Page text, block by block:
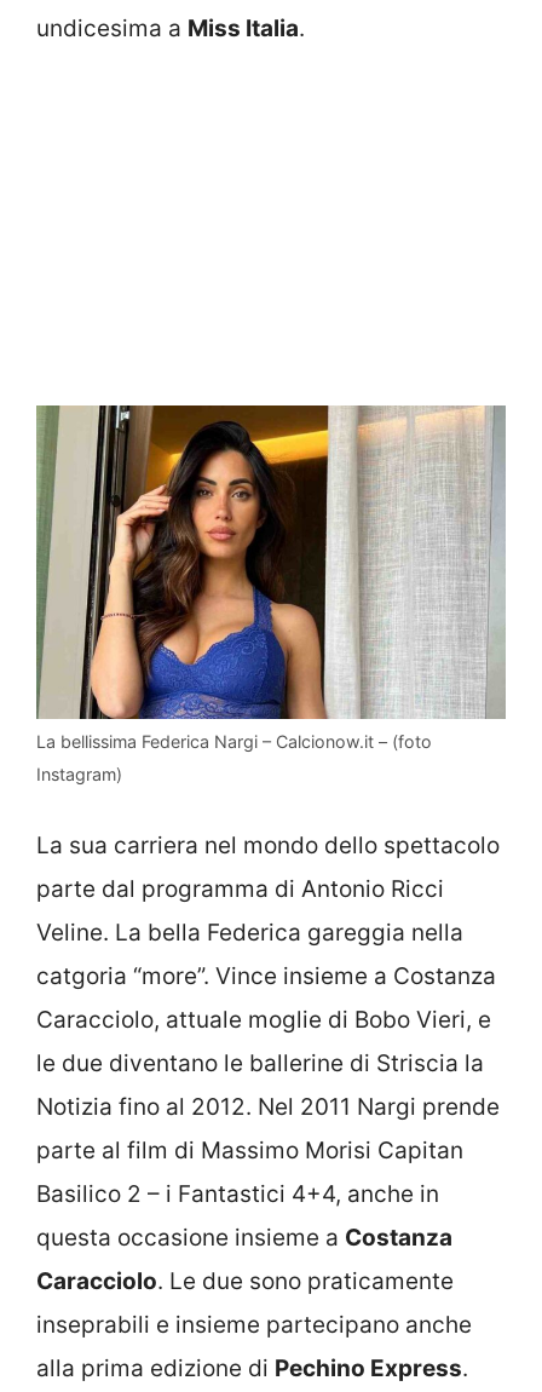
undicesima a Miss Italia.
La bellissima Federica Nargi – Calcionow.it – (foto
Instagram)
La sua carriera nel mondo dello spettacolo
parte dal programma di Antonio Ricci
Veline. La bella Federica gareggia nella
catgoria “more”. Vince insieme a Costanza
Caracciolo, attuale moglie di Bobo Vieri, e
le due diventano le ballerine di Striscia la
Notizia fino al 2012. Nel 2011 Nargi prende
parte al film di Massimo Morisi Capitan
Basilico 2 – i Fantastici 4+4, anche in
questa occasione insieme a Costanza
Caracciolo. Le due sono praticamente
inseprabili e insieme partecipano anche
alla prima edizione di Pechino Express.